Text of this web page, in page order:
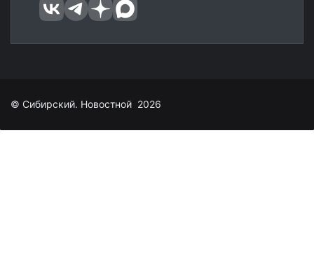
© Сибирский. Новостной 2026